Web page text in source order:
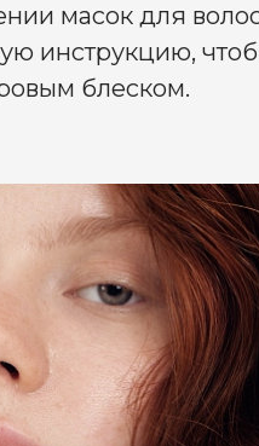
масок для
инструкцию,
блеском.